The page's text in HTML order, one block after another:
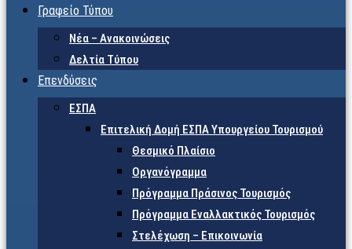
Γραφείο Τύπου
Νέα – Ανακοινώσεις
Δελτία Τύπου
Επενδύσεις
ΕΣΠΑ
Επιτελική Δομή ΕΣΠΑ Υπουργείου Τουρισμού
Θεσμικό Πλαίσιο
Οργανόγραμμα
Πρόγραμμα Πράσινος Τουρισμός
Πρόγραμμα Εναλλακτικός Τουρισμός
Στελέχωση – Επικοινωνία